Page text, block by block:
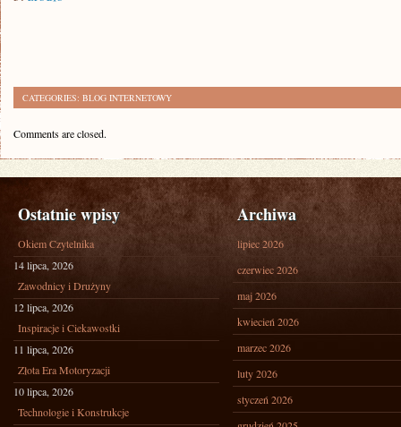
CATEGORIES: BLOG INTERNETOWY
Comments are closed.
Ostatnie wpisy
Okiem Czytelnika
14 lipca, 2026
Zawodnicy i Drużyny
12 lipca, 2026
Inspiracje i Ciekawostki
11 lipca, 2026
Złota Era Motoryzacji
10 lipca, 2026
Technologie i Konstrukcje
Archiwa
lipiec 2026
czerwiec 2026
maj 2026
kwiecień 2026
marzec 2026
luty 2026
styczeń 2026